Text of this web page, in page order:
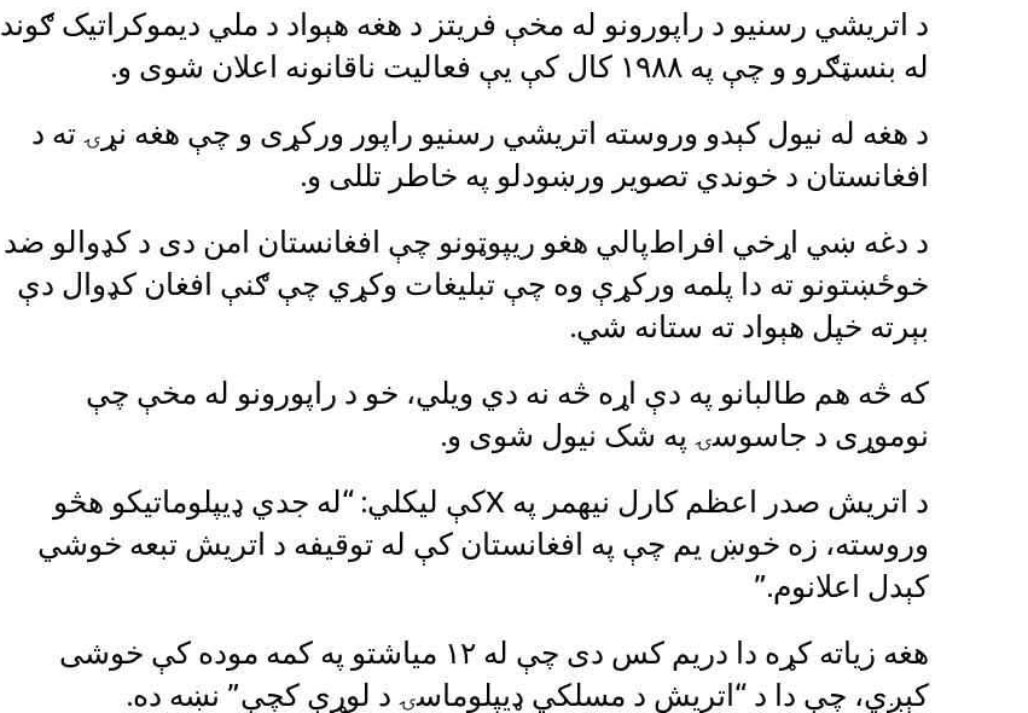
د اتريشي رسنیو د راپورونو له مخې فريتز د هغه هېواد د ملي ديموکراتیک ګوند
له بنسټګرو و چې په ۱۹۸۸ کال کې یې فعالیت ناقانونه اعلان شوی و.
د هغه له نیول کېدو وروسته اتريشي رسنیو راپور ورکړی و چې هغه نړۍ ته د
افغانستان د خوندي تصویر ورښودلو په خاطر تللی و.
د دغه ښي اړخي افراط‌پالي هغو ریپوټونو چې افغانستان امن دی د کډوالو ضد
خوځښتونو ته دا پلمه ورکړې وه چې تبلیغات وکړي چې ګنې افغان کډوال دې
بېرته خپل هېواد ته ستانه شي.
که څه هم طالبانو په دې اړه څه نه دي ویلي، خو د راپورونو له مخې چې
نوموړی د جاسوسۍ په شک نیول شوی و.
د اتریش صدر اعظم کارل نیهمر په Xکې لیکلي: “له جدي ډیپلوماتیکو هڅو
وروسته، زه خوښ یم چې په افغانستان کې له توقیفه د اتریش تبعه خوشي
کېدل اعلانوم.”
هغه زیاته کړه دا دریم کس دی چې له ۱۲ میاشتو په کمه موده کې خوشی
کېږي، چې دا د “اتریش د مسلکي ډیپلوماسۍ د لوړې کچې” نښه ده.